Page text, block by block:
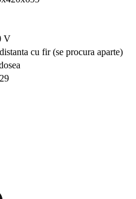
V
cu fir (se procura aparte)